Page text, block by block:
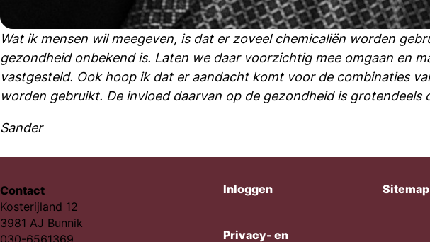
Wat ik mensen wil meegeven, is dat er zoveel chemicaliën worden
gezondheid onbekend is. Laten we daar voorzichtig mee omgaan en
vastgesteld. Ook hoop ik dat er aandacht komt voor de combinaties
worden gebruikt. De invloed daarvan op de gezondheid is
Sander
Contact
Kosterijland 12
3981 AJ Bunnik
030-6561369
Inloggen Sitemap
Privacy- en